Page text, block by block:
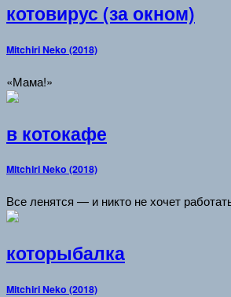
котовирус (за окном)
Mitchiri Neko (2018)
«Мама!»
в котокафе
Mitchiri Neko (2018)
Все ленятся — и никто не хочет
которыбалка
Mitchiri Neko (2018)